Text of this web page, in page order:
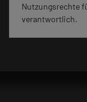
Nutzungsrechte
verantwortlich.